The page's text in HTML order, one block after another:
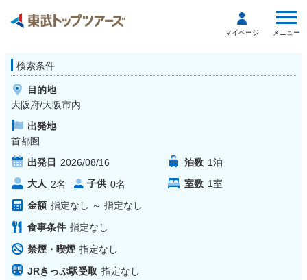
マイページ メニュー
検索条件
目的地
大阪府/大阪市内
出発地
首都圏
出発日 2026/08/16 泊数 1泊
大人 2名 子供 0名 室数 1室
金額 指定なし ～ 指定なし
食事条件 指定なし
禁煙・喫煙 指定なし
JRきっぷ駅受取 指定なし